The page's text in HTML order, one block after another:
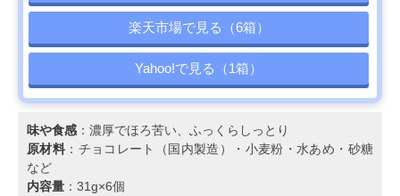
楽天市場で見る（6箱）
Yahoo!で見る（1箱）
味や食感 ：濃厚でほろ苦い、ふっくらしっとり
原材料 ：チョコレート（国内製造）・小麦粉・水あめ・砂糖
など
内容量 ：31g×6個